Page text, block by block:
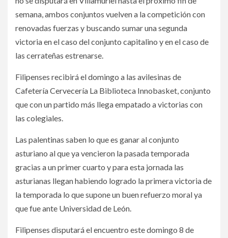
semana, ambos conjuntos vuelven a la competición con
renovadas fuerzas y buscando sumar una segunda
victoria en el caso del conjunto capitalino y en el caso de
las cerrateñas estrenarse.
Filipenses recibirá el domingo a las avilesinas de
Cafetería Cervecería La Biblioteca Innobasket, conjunto
que con un partido más llega empatado a victorias con
las colegiales.
Las palentinas saben lo que es ganar al conjunto
asturiano al que ya vencieron la pasada temporada
gracias a un primer cuarto y para esta jornada las
asturianas llegan habiendo logrado la primera victoria de
la temporada lo que supone un buen refuerzo moral ya
que fue ante Universidad de León.
Filipenses disputará el encuentro este domingo 8 de